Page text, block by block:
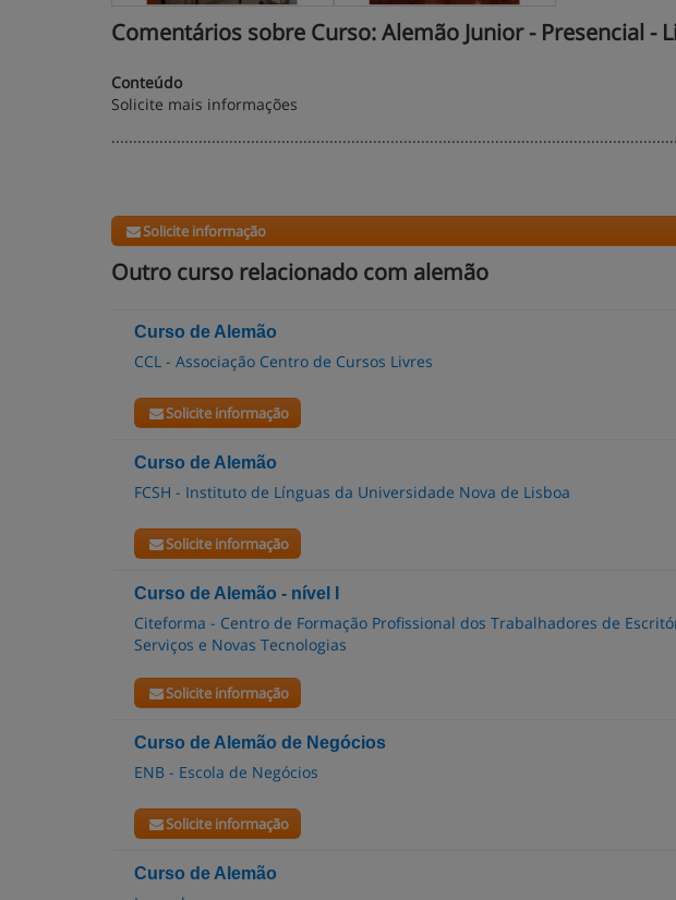
Comentários sobre Curso: Alemão Junior - Presencial -
Conteúdo
Solicite mais informações
Solicite informação
Outro curso relacionado com alemão
Curso de Alemão
CCL - Associação Centro de Cursos Livres
Solicite informação
Curso de Alemão
FCSH - Instituto de Línguas da Universidade Nova de Lisboa
Solicite informação
Curso de Alemão - nível I
Citeforma - Centro de Formação Profissional dos Trabalhadores de
Serviços e Novas Tecnologias
Solicite informação
Curso de Alemão de Negócios
ENB - Escola de Negócios
Solicite informação
Curso de Alemão